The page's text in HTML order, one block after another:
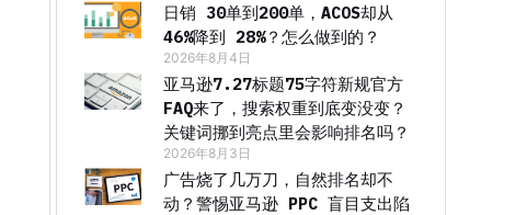
日销 30单到200单，ACOS却从
46%降到 28%？怎么做到的？
2026年8月4日
亚马逊7.27标题75字符新规官方
FAQ来了，搜索权重到底变没变？
关键词挪到亮点里会影响排名吗？
2026年8月3日
广告烧了几万刀，自然排名却不
动？警惕亚马逊 PPC 盲目支出陷